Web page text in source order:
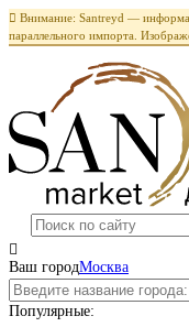
 Внимание: Santreyd —
параллельного импорта.

Ваш городМосква
Популярные: